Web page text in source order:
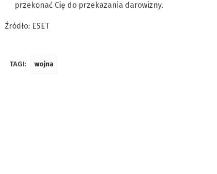
przekonać Cię do przekazania darowizny.
Źródło: ESET
TAGI: wojna